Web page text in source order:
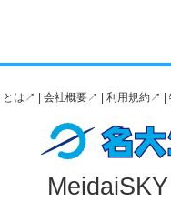
とは↗️ | 会社概要↗️ | 利用規約↗️ |